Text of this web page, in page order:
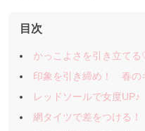
目次
かっこよさを引き立て
印象を引き締め！ 春の
レッドソールで女度
網タイツで差をつける